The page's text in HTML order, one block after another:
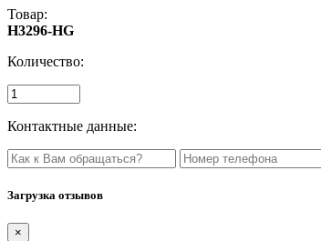
Товар:
H3296-HG
Количество:
Контактные данные:
Загрузка отзывов
×